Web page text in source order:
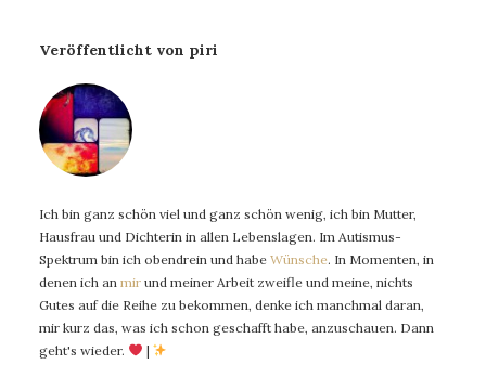
Veröffentlicht von piri
Ich bin ganz schön viel und ganz schön wenig, ich bin Mutter,
Hausfrau und Dichterin in allen Lebenslagen. Im Autismus-
Spektrum bin ich obendrein und habe Wünsche. In Momenten, in
denen ich an mir und meiner Arbeit zweifle und meine, nichts
Gutes auf die Reihe zu bekommen, denke ich manchmal daran,
mir kurz das, was ich schon geschafft habe, anzuschauen. Dann
geht's wieder.
|